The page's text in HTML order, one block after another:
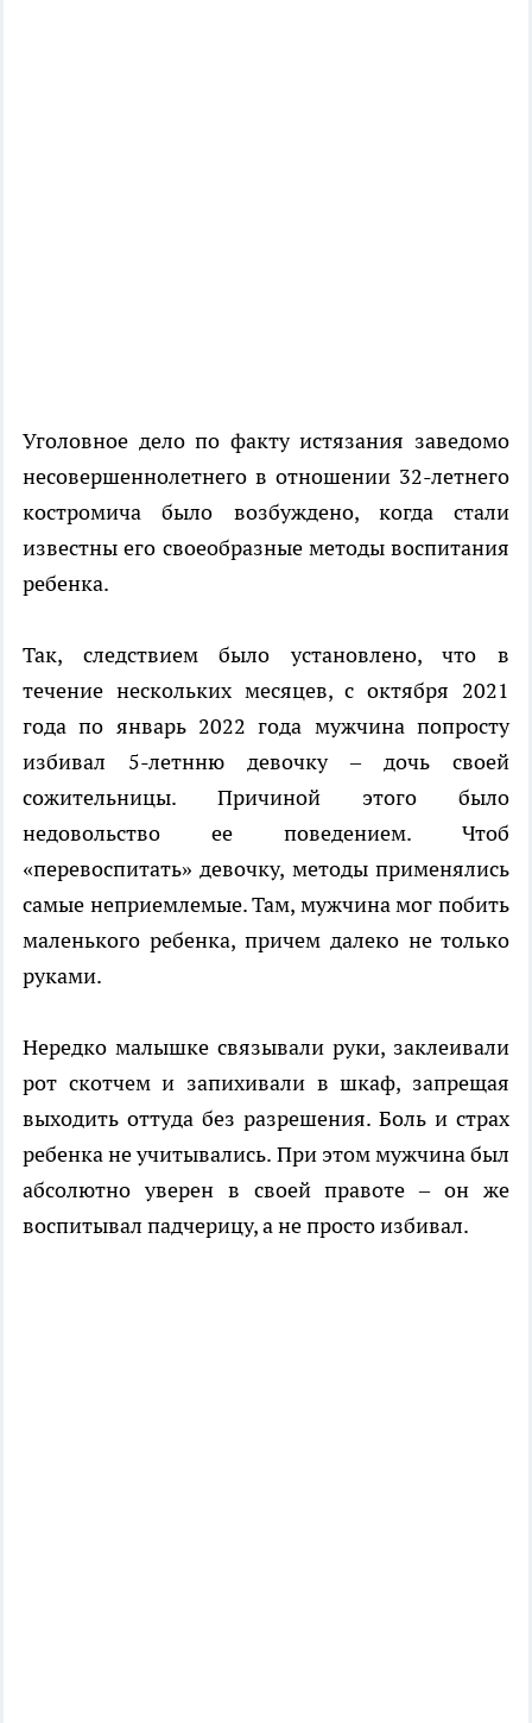
Уголовное дело по факту истязания заведомо
несовершеннолетнего в отношении 32-летнего
костромича было возбуждено, когда стали
известны его своеобразные методы воспитания
ребенка.
Так, следствием было установлено, что в
течение нескольких месяцев, с октября 2021
года по январь 2022 года мужчина попросту
избивал 5-летнню девочку – дочь своей
сожительницы. Причиной этого было
недовольство ее поведением. Чтоб
«перевоспитать» девочку, методы применялись
самые неприемлемые. Там, мужчина мог побить
маленького ребенка, причем далеко не только
руками.
Нередко малышке связывали руки, заклеивали
рот скотчем и запихивали в шкаф, запрещая
выходить оттуда без разрешения. Боль и страх
ребенка не учитывались. При этом мужчина был
абсолютно уверен в своей правоте – он же
воспитывал падчерицу, а не просто избивал.